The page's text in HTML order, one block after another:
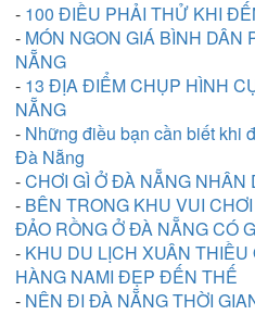
- 100 ĐIỀU PHẢI THỬ KHI
- MÓN NGON GIÁ BÌNH
NẴNG
- 13 ĐỊA ĐIỂM CHỤP HÌNH
NẴNG
- Những điều bạn cần biết khi
Đà Nẵng
-CHƠI GÌ Ở ĐÀ NẴNG NHÂN
- BÊN TRONG KHU VUI
ĐẢO RỒNG Ở ĐÀ NẴNG CÓ
- KHU DU LỊCH XUÂN
HÀNG NAMI ĐẸP ĐẾN THẾ
- NÊN ĐI ĐÀ NẴNG THỜI